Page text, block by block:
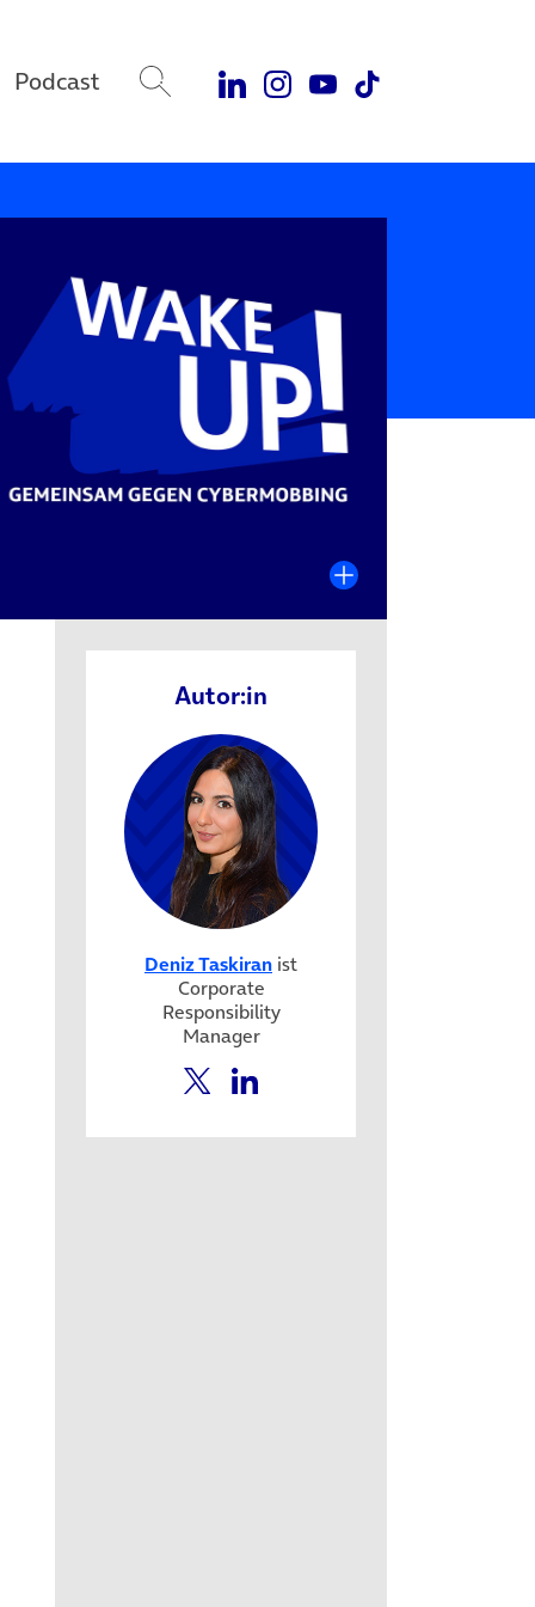
Podcast
Autor:in
Deniz Taskiran ist
Corporate
Responsibility
Manager